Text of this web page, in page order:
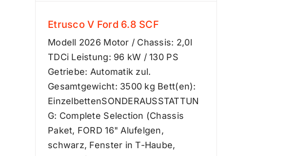
Etrusco V Ford 6.8 SCF
Modell 2026 Motor / Chassis: 2,0l
TDCi Leistung: 96 kW / 130 PS
Getriebe: Automatik zul.
Gesamtgewicht: 3500 kg Bett(en):
EinzelbettenSONDERAUSSTATTUN
G: Complete Selection (Chassis
Paket, FORD 16" Alufelgen,
schwarz, Fenster in T-Haube,